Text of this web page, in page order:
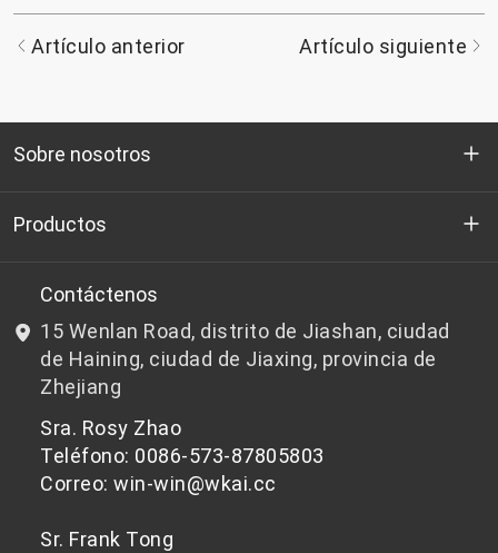
Artículo anterior Artículo siguiente
Sobre nosotros
Quienes somos
I+D
Noticias y Eventos
política de privacidad
Productos
Chips de PET aptos para botellas
Chips de PET que no son aptos para botellas
Contáctenos
15 Wenlan Road, distrito de Jiashan, ciudad
de Haining, ciudad de Jiaxing, provincia de
Zhejiang
Sra. Rosy Zhao
Teléfono: 0086-573-87805803
Correo: win-win@wkai.cc
Sr. Frank Tong